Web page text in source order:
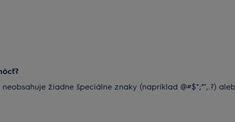
žiadne špeciálne znaky (napríklad @#$*;”’,.?)